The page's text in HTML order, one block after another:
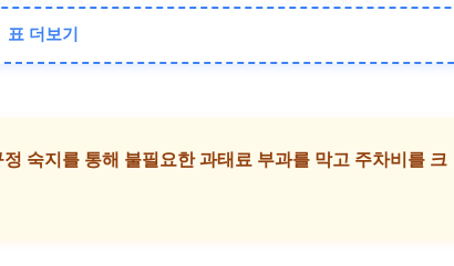
표 더보기
숙지를 통해 불필요한 과태료 부과를 막고 주차비를 크